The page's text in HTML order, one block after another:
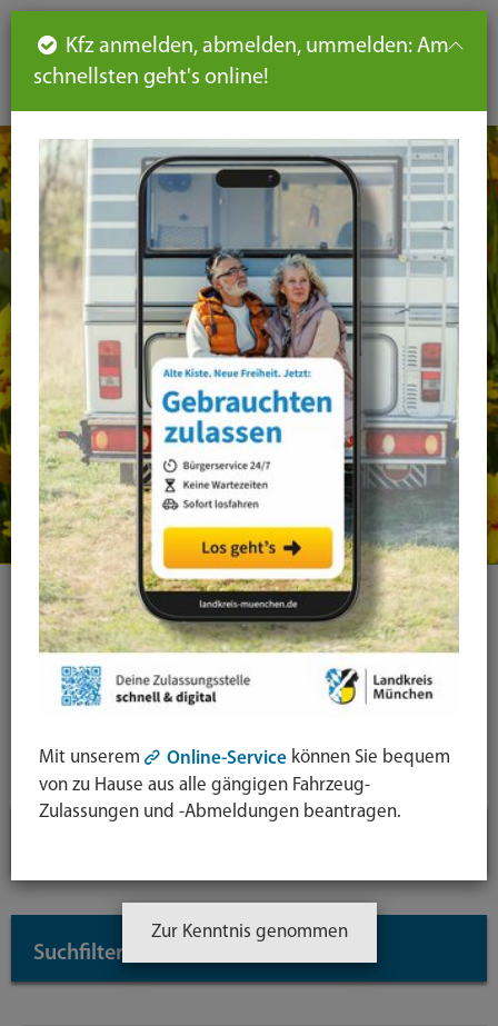
DE
Ihre Suche
Symbol
Suche
Taste
Inhaltstyp: Themenseite
Suchfilter
Seiteninhalt
Hauptnavigation
Seitennavigation
leichte
Sprache
Kfz anmelden, abmelden, ummelden: Am
schnellsten geht's online!
Mit unserem Online-Service können Sie bequem
von zu Hause aus alle gängigen Fahrzeug-
Zulassungen und -Abmeldungen beantragen.
Zur Kenntnis genommen